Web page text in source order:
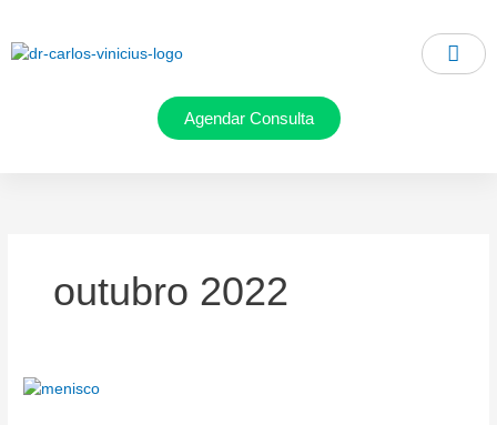
Agendar Consulta
outubro 2022
Saiba